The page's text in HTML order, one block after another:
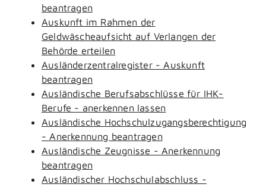
beantragen
Auskunft im Rahmen der
Geldwäscheaufsicht auf Verlangen der
Behörde erteilen
Ausländerzentralregister - Auskunft
beantragen
Ausländische Berufsabschlüsse für IHK-
Berufe - anerkennen lassen
Ausländische Hochschulzugangsberechtigung
- Anerkennung beantragen
Ausländische Zeugnisse - Anerkennung
beantragen
Ausländischer Hochschulabschluss -